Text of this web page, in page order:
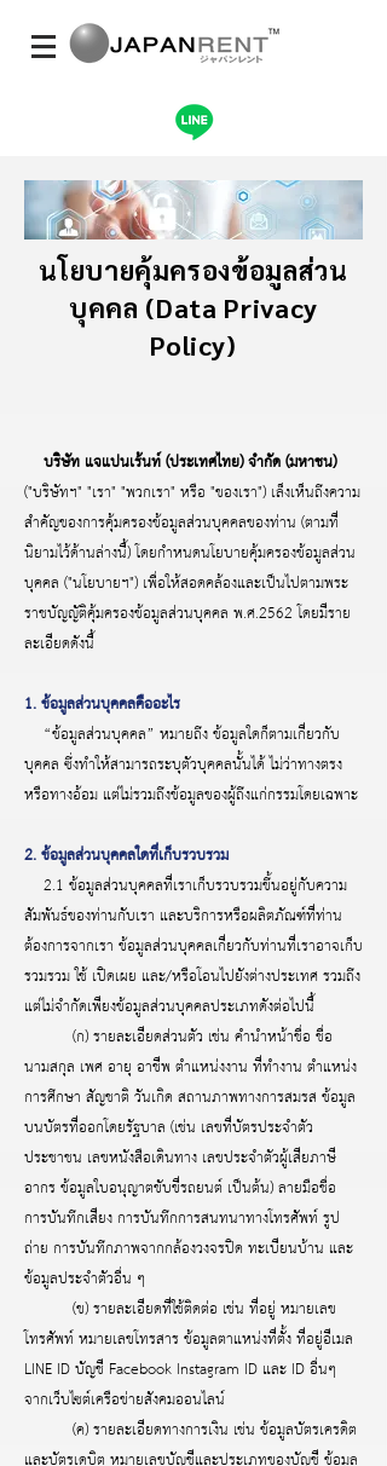
นโยบายคุ้มครองข้อมูลส่วน
บุคคล (Data Privacy
Policy)
บริษัท แจแปนเร้นท์ (ประเทศไทย) จำกัด (มหาชน)
("บริษัทฯ" "เรา" "พวกเรา" หรือ "ของเรา") เล็งเห็นถึงความ
สำคัญของการคุ้มครองข้อมูลส่วนบุคคลของท่าน (ตามที่
นิยามไว้ด้านล่างนี้) โดยกำหนดนโยบายคุ้มครองข้อมูลส่วน
บุคคล ("นโยบายฯ") เพื่อให้สอดคล้องและเป็นไปตามพระ
ราชบัญญัติคุ้มครองข้อมูลส่วนบุคคล พ.ศ.2562 โดยมีราย
ละเอียดดังนี้
1. ข้อมูลส่วนบุคคลคืออะไร
“ข้อมูลส่วนบุคคล” หมายถึง ข้อมูลใดก็ตามเกี่ยวกับ
บุคคล ซึ่งทำให้สามารถระบุตัวบุคคลนั้นได้ ไม่ว่าทางตรง
หรือทางอ้อม แต่ไม่รวมถึงข้อมูลของผู้ถึงแก่กรรมโดยเฉพาะ
2. ข้อมูลส่วนบุคคลใดที่เก็บรวบรวม
2.1 ข้อมูลส่วนบุคคลที่เราเก็บรวบรวมขึ้นอยู่กับความ
สัมพันธ์ของท่านกับเรา และบริการหรือผลิตภัณฑ์ที่ท่าน
ต้องการจากเรา ข้อมูลส่วนบุคคลเกี่ยวกับท่านที่เราอาจเก็บ
รวมรวม ใช้ เปิดเผย และ/หรือโอนไปยังต่างประเทศ รวมถึง
แต่ไม่จำกัดเพียงข้อมูลส่วนบุคคลประเภทดังต่อไปนี้
(ก) รายละเอียดส่วนตัว เช่น คำนำหน้าชื่อ ชื่อ
นามสกุล เพศ อายุ อาชีพ ตำแหน่งงาน ที่ทำงาน ตำแหน่ง
การศึกษา สัญชาติ วันเกิด สถานภาพทางการสมรส ข้อมูล
บนบัตรที่ออกโดยรัฐบาล (เช่น เลขที่บัตรประจำตัว
ประชาชน เลขหนังสือเดินทาง เลขประจำตัวผู้เสียภาษี
อากร ข้อมูลใบอนุญาตขับขี่รถยนต์ เป็นต้น) ลายมือชื่อ
การบันทึกเสียง การบันทึกการสนทนาทางโทรศัพท์ รูป
ถ่าย การบันทึกภาพจากกล้องวงจรปิด ทะเบียนบ้าน และ
ข้อมูลประจำตัวอื่น ๆ
(ข) รายละเอียดที่ใช้ติดต่อ เช่น ที่อยู่ หมายเลข
โทรศัพท์ หมายเลขโทรสาร ข้อมูลตาแหน่งที่ตั้ง ที่อยู่อีเมล
LINE ID บัญชี Facebook Instagram ID และ ID อื่นๆ
จากเว็บไซต์เครือข่ายสังคมออนไลน์
(ค) รายละเอียดทางการเงิน เช่น ข้อมูลบัตรเครดิต